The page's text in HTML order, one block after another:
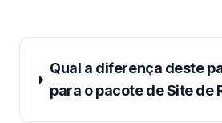
Qual a diferença deste
para o pacote de Site de